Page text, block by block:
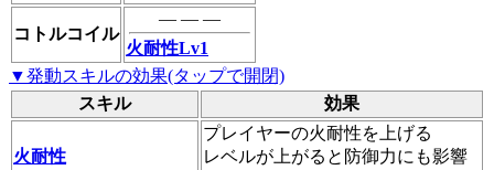
コトルコイル
― ― ―
火耐性Lv1
▼発動スキルの効果(タップで開閉)
スキル
効果
火耐性
プレイヤーの火耐性を上げる
レベルが上がると防御力にも影響